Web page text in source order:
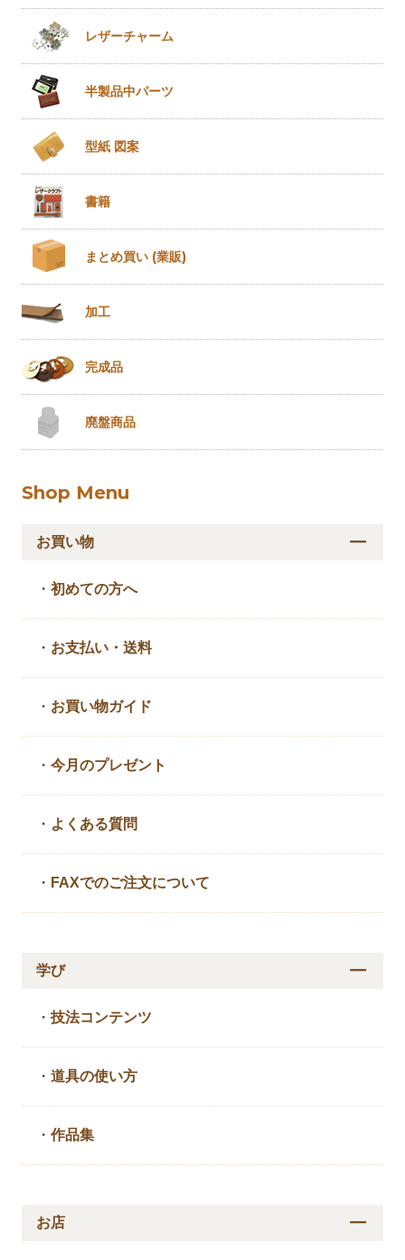
レザーチャーム
半製品中パーツ
型紙 図案
書籍
まとめ買い (業販)
加工
完成品
廃盤商品
Shop Menu
お買い物
・初めての方へ
・ お支払い・送料
・ お買い物ガイド
・今月のプレゼント
・ よくある質問
・ FAXでのご注文について
学び
・技法コンテンツ
・道具の使い方
・作品集
お店